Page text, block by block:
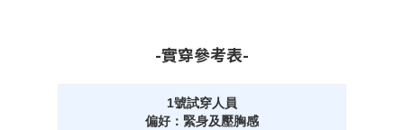
-實穿參考表-
1號試穿人員
偏好：緊身及壓胸感